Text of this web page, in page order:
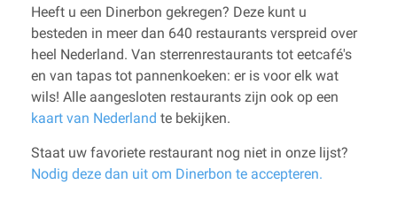
Heeft u een Dinerbon gekregen? Deze kunt u
besteden in meer dan 640 restaurants verspreid over
heel Nederland. Van sterrenrestaurants tot eetcafé's
en van tapas tot pannenkoeken: er is voor elk wat
wils! Alle aangesloten restaurants zijn ook op een
kaart van Nederland te bekijken.
Staat uw favoriete restaurant nog niet in onze lijst?
Nodig deze dan uit om Dinerbon te accepteren.